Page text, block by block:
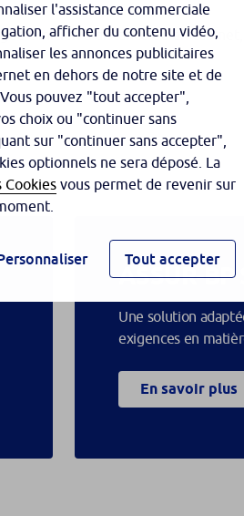
clinicien à distance ou en
ASSUR-BP
Une solution
exigences en
En savoir plus
l'assistance commerciale
afficher du contenu vidéo,
les annonces publicitaires
en dehors de notre site et de
pouvez "tout accepter",
choix ou "continuer sans
sur "continuer sans accepter",
optionnels ne sera déposé. La
Cookies vous permet de revenir sur
Tout accepter